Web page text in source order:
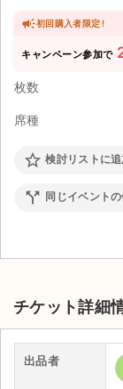
演劇・ミュージカル
お知らせ
初回購入者限定 !
キャンペーン参加で
枚数
席種
star_border 検討リストに
call_split 同じイベント
チケット詳細
出品者